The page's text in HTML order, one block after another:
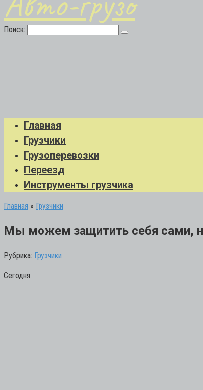
Поиск:
Главная
Грузчики
Грузоперевозки
Переезд
Инструменты грузчика
Главная » Грузчики
Мы можем защитить себя сами,
Рубрика: Грузчики
Сегодня